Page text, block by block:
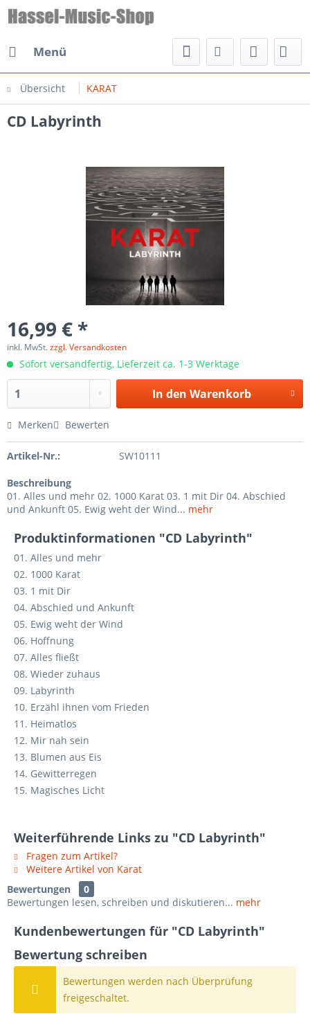
Menü
Übersicht KARAT
CD Labyrinth
16,99 € *
inkl. MwSt.zzgl. Versandkosten
Sofort versandfertig, Lieferzeit ca. 1-3 Werktage
In den Warenkorb
Merken Bewerten
Artikel-Nr.: SW10111
Beschreibung
01. Alles und mehr 02. 1000 Karat 03. 1 mit Dir 04. Abschied
und Ankunft 05. Ewig weht der Wind... mehr
Produktinformationen "CD Labyrinth"
01. Alles und mehr
02. 1000 Karat
03. 1 mit Dir
04. Abschied und Ankunft
05. Ewig weht der Wind
06. Hoffnung
07. Alles fließt
08. Wieder zuhaus
09. Labyrinth
10. Erzähl ihnen vom Frieden
11. Heimatlos
12. Mir nah sein
13. Blumen aus Eis
14. Gewitterregen
15. Magisches Licht
Weiterführende Links zu "CD Labyrinth"
Fragen zum Artikel?
Weitere Artikel von Karat
Bewertungen
0
Bewertungen lesen, schreiben und diskutieren... mehr
Kundenbewertungen für "CD Labyrinth"
Bewertung schreiben
Bewertungen werden nach Überprüfung
freigeschaltet.